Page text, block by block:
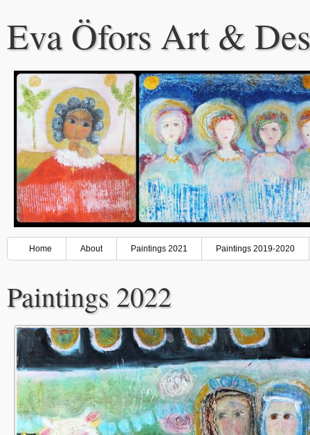
Eva Öfors Art &
Home About Paintings 2021 Paintings 2019-2020
Paintings 2022